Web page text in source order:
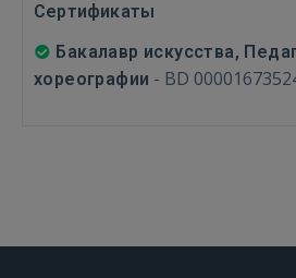
Сертификаты
Бакалавр искусства,
хореографии - BD